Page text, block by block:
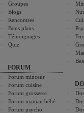
Groupes
Blogs
Rencontres
Bons plans
Témoignages
Quiz
FORUM
Forum minceur
Forum cuisine
Forum grossesse
Forum maman bébé
Forum psycho